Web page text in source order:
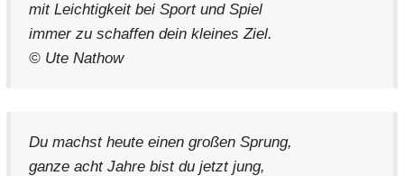
mit Leichtigkeit bei Sport und Spiel
immer zu schaffen dein kleines Ziel.
© Ute Nathow
Du machst heute einen großen Sprung,
ganze acht Jahre bist du jetzt jung,